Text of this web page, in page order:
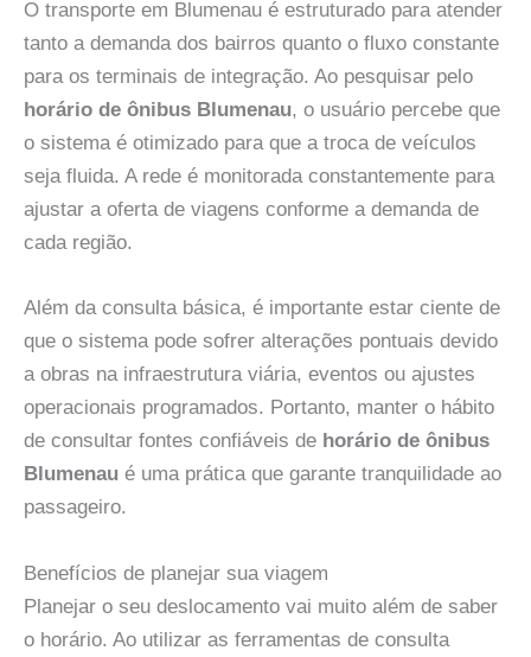
O transporte em Blumenau é estruturado para atender
tanto a demanda dos bairros quanto o fluxo constante
para os terminais de integração. Ao pesquisar pelo
horário de ônibus Blumenau, o usuário percebe que
o sistema é otimizado para que a troca de veículos
seja fluida. A rede é monitorada constantemente para
ajustar a oferta de viagens conforme a demanda de
cada região.
Além da consulta básica, é importante estar ciente de
que o sistema pode sofrer alterações pontuais devido
a obras na infraestrutura viária, eventos ou ajustes
operacionais programados. Portanto, manter o hábito
de consultar fontes confiáveis de horário de ônibus
Blumenau é uma prática que garante tranquilidade ao
passageiro.
Benefícios de planejar sua viagem
Planejar o seu deslocamento vai muito além de saber
o horário. Ao utilizar as ferramentas de consulta